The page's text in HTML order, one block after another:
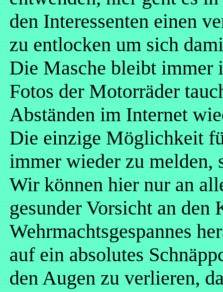
den Interessenten einen
zu entlocken um sich
Die Masche bleibt immer
Fotos der Motorräder
Abständen im Internet
Die einzige Möglichkeit
immer wieder zu melden,
Wir können hier nur an
gesunder Vorsicht an den
Wehrmachtsgespannes
auf ein absolutes
den Augen zu verlieren,